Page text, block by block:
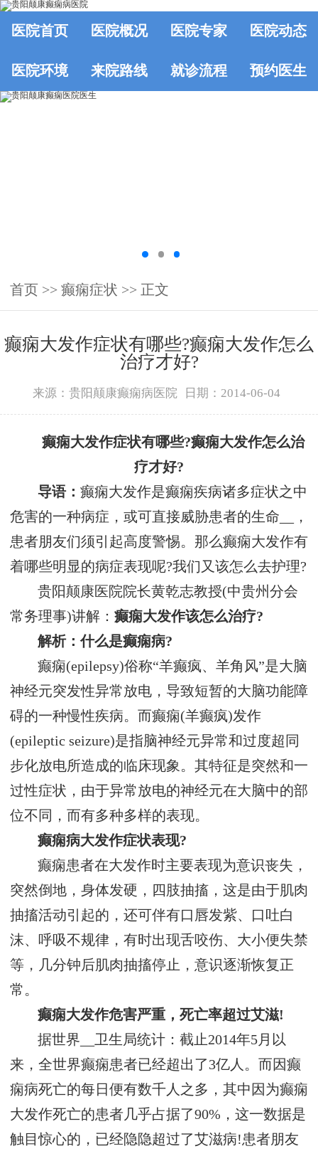
医院首页 医院概况 医院专家 医院动态
医院环境 来院路线 就诊流程 预约医生
首页 >> 癫痫症状 >> 正文
癫痫大发作症状有哪些?癫痫大发作怎么
治疗才好?
来源：贵阳颠康癫痫病医院 日期：2014-06-04
癫痫大发作症状有哪些?癫痫大发作怎么治
疗才好?
导语：癫痫大发作是癫痫疾病诸多症状之中
危害的一种病症，或可直接威胁患者的生命__，
患者朋友们须引起高度警惕。那么癫痫大发作有
着哪些明显的病症表现呢?我们又该怎么去护理?
贵阳颠康医院院长黄乾志教授(中贵州分会
常务理事)讲解： 癫痫大发作该怎么治疗?
解析：什么是癫痫病?
癫痫(epilepsy)俗称“羊癫疯、羊角风”是大脑
神经元突发性异常放电，导致短暂的大脑功能障
碍的一种慢性疾病。而癫痫(羊癫疯)发作
(epileptic seizure)是指脑神经元异常和过度超同
步化放电所造成的临床现象。其特征是突然和一
过性症状，由于异常放电的神经元在大脑中的部
位不同，而有多种多样的表现。
癫痫病大发作症状表现?
癫痫患者在大发作时主要表现为意识丧失，
突然倒地，身体发硬，四肢抽搐，这是由于肌肉
抽搐活动引起的，还可伴有口唇发紫、口吐白
沫、呼吸不规律，有时出现舌咬伤、大小便失禁
等，几分钟后肌肉抽搐停止，意识逐渐恢复正
常。
癫痫大发作危害严重，死亡率超过艾滋!
据世界__卫生局统计：截止2014年5月以
来，全世界癫痫患者已经超出了3亿人。而因癫
痫病死亡的每日便有数千人之多，其中因为癫痫
大发作死亡的患者几乎占据了90%，这一数据是
触目惊心的，已经隐隐超过了艾滋病!患者朋友